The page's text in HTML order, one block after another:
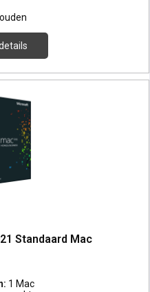
Standaard Mac
1 Mac